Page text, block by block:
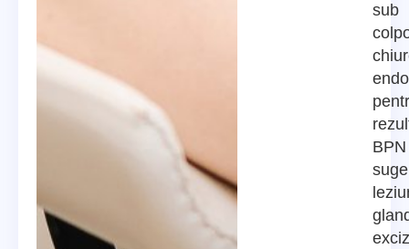
sub
BPN